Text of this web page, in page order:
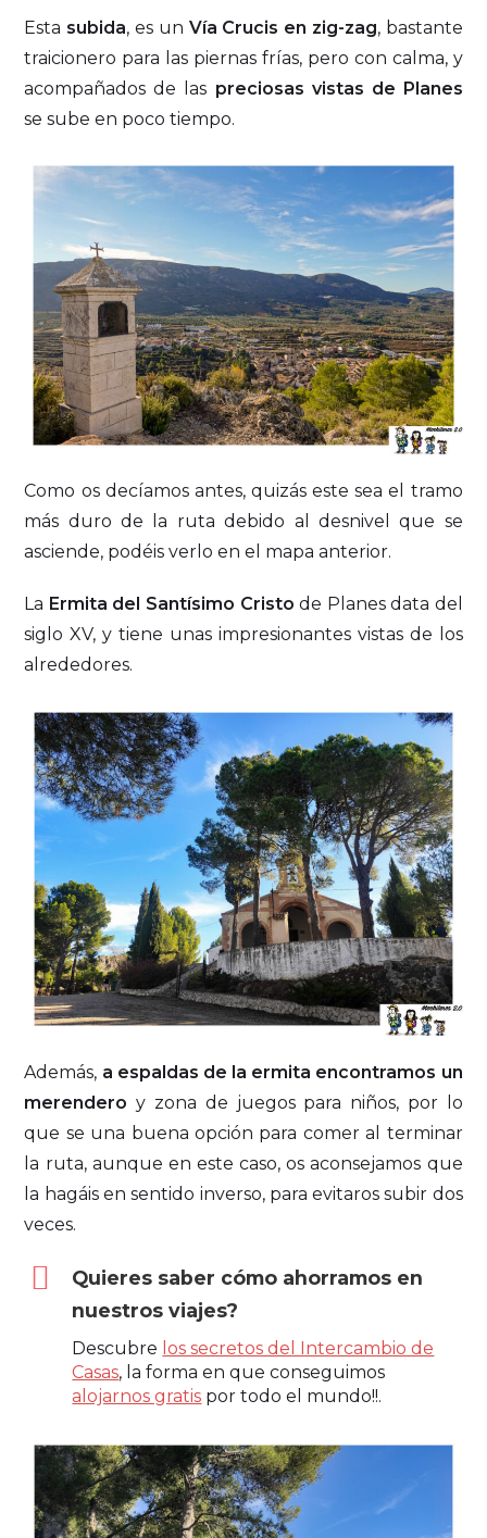
Esta subida, es un Vía Crucis en zig-zag, bastante
traicionero para las piernas frías, pero con calma, y
acompañados de las preciosas vistas de Planes
se sube en poco tiempo.
Como os decíamos antes, quizás este sea el tramo
más duro de la ruta debido al desnivel que se
asciende, podéis verlo en el mapa anterior.
La Ermita del Santísimo Cristo de Planes data del
siglo XV, y tiene unas impresionantes vistas de los
alrededores.
Además, a espaldas de la ermita encontramos un
merendero y zona de juegos para niños, por lo
que se una buena opción para comer al terminar
la ruta, aunque en este caso, os aconsejamos que
la hagáis en sentido inverso, para evitaros subir dos
veces.
Quieres saber cómo ahorramos en
nuestros viajes?
Descubre los secretos del Intercambio de
Casas, la forma en que conseguimos
alojarnos gratis por todo el mundo!!.